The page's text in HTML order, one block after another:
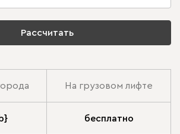
Рассчитать
На грузовом лифте
бесплатно